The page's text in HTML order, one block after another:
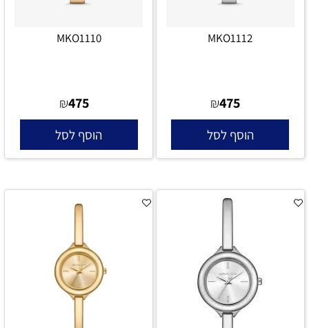
MKO1112
₪475
הוסף לסל
MKO1110
₪475
הוסף לסל